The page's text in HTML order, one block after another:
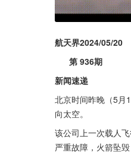
航天界2024/05/20
第 936期
新闻速递
北京时间昨晚（5月
向太空。
该公司上一次载人
严重故障，火箭坠